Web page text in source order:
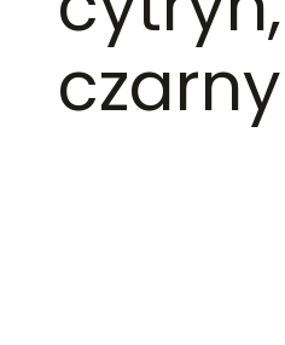
czarny